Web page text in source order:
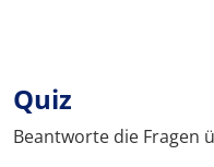
Quiz
Beantworte die Fragen